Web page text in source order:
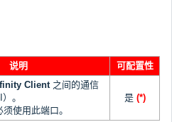
说明 可配置性
Client 之间的通信
。
使用此端口。
是 (*)